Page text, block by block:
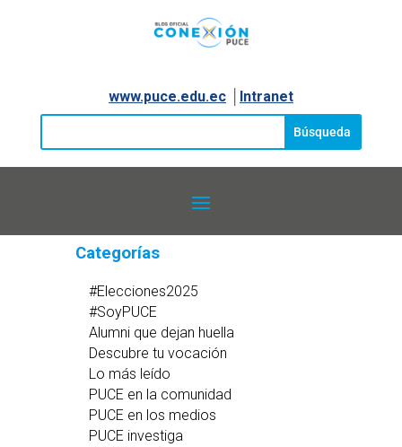
www.puce.edu.ec│ Intranet
Categorías
#Elecciones2025
#SoyPUCE
Alumni que dejan huella
Descubre tu vocación
Lo más leído
PUCE en la comunidad
PUCE en los medios
PUCE investiga